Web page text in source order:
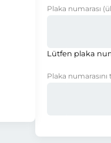
Plaka numarası
Lütfen plaka
Plaka numarasını